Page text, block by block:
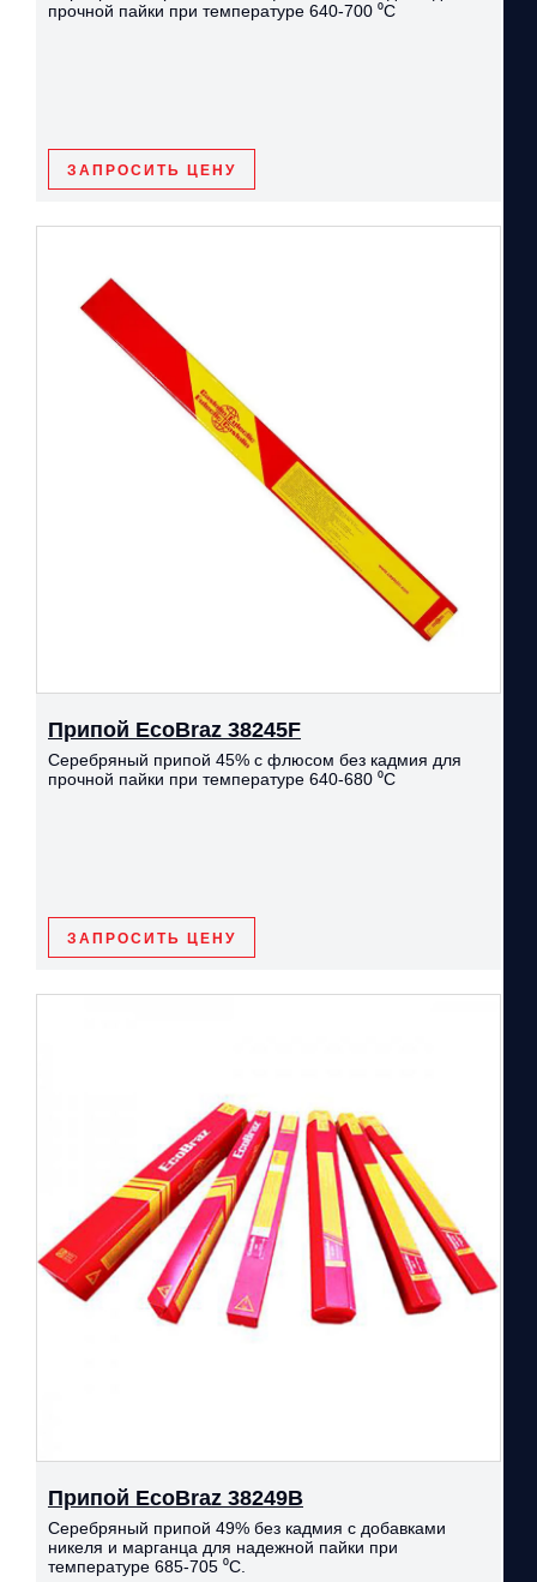
прочной пайки при температуре 640-700 ⁰С
ЗАПРОСИТЬ ЦЕНУ
Припой EcoBraz 38245F
Серебряный припой 45% с флюсом без кадмия для
прочной пайки при температуре 640-680 ⁰С
ЗАПРОСИТЬ ЦЕНУ
Припой EcoBraz 38249B
Серебряный припой 49% без кадмия с добавками
никеля и марганца для надежной пайки при
температуре 685-705 ⁰С.